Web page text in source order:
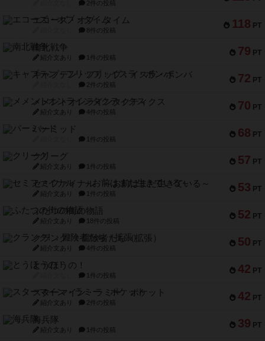
2件の投稿
118 PT
エコーズ・オブ・タイム
8件の投稿
79 PT
南北戦争
紹介文あり 1件の投稿
72 PT
キャプテン・フリップ：イスラ・ボンバ
2件の投稿
70 PT
メメントオンラインタクティクス
紹介文あり 4件の投稿
68 PT
パーミッド
1件の投稿
57 PT
クリーグ
紹介文あり 1件の投稿
53 PT
セミファイナル ～お前はまだ生きている～
紹介文あり 1件の投稿
52 PT
ふたつの街の物語
紹介文あり 18件の投稿
50 PT
クランク! ：冒険者たち（拡張）
紹介文あり 4件の投稿
42 PT
とうほうの！
1件の投稿
42 PT
スターマイン・ラミー ポケット
紹介文あり 2件の投稿
39 PT
海兵隊
紹介文あり 1件の投稿